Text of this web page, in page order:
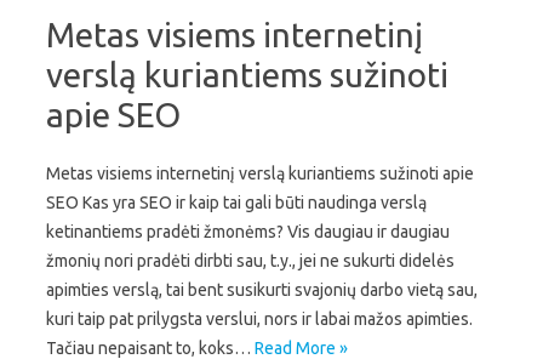
Metas visiems internetinį
verslą kuriantiems sužinoti
apie SEO
Metas visiems internetinį verslą kuriantiems sužinoti apie
SEO Kas yra SEO ir kaip tai gali būti naudinga verslą
ketinantiems pradėti žmonėms? Vis daugiau ir daugiau
žmonių nori pradėti dirbti sau, t.y., jei ne sukurti didelės
apimties verslą, tai bent susikurti svajonių darbo vietą sau,
kuri taip pat prilygsta verslui, nors ir labai mažos apimties.
Tačiau nepaisant to, koks… Read More »